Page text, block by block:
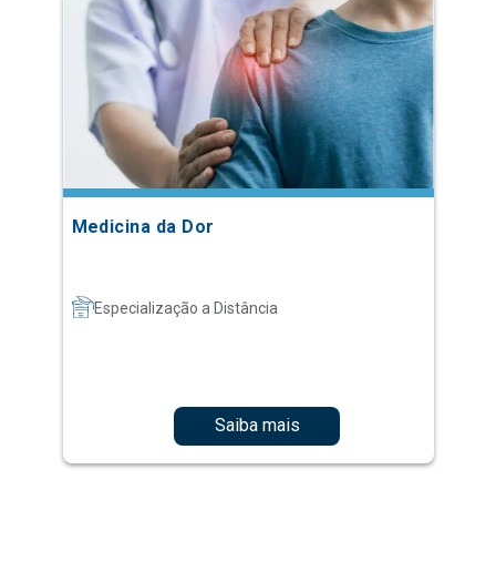
Medicina da Dor
Especialização a Distância
Saiba mais